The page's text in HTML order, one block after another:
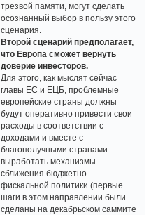
трезвой памяти, могут сделать
осознанный выбор в пользу этого
сценария.
Второй сценарий предполагает,
что Европа сможет вернуть
доверие инвесторов.
Для этого, как мыслят сейчас
главы ЕС и ЕЦБ, проблемные
европейские страны должны
будут оперативно привести свои
расходы в соответствии с
доходами и вместе с
благополучными странами
выработать механизмы
сближения бюджетно-
фискальной политики (первые
шаги в этом направлении были
сделаны на декабрьском саммите